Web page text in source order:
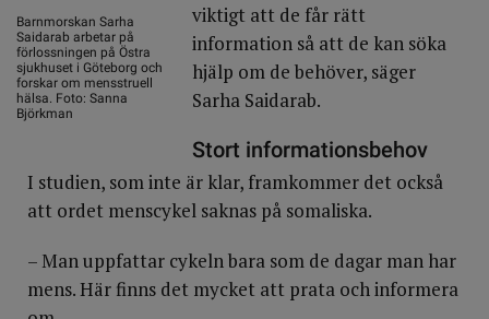
Barnmorskan Sarha
Saidarab arbetar på
förlossningen på Östra
sjukhuset i Göteborg och
forskar om mensstruell
hälsa. Foto: Sanna
Björkman
viktigt att de får rätt
information så att de kan söka
hjälp om de behöver, säger
Sarha Saidarab.
Stort informationsbehov
I studien, som inte är klar, framkommer det också
att ordet menscykel saknas på somaliska.
– Man uppfattar cykeln bara som de dagar man har
mens. Här finns det mycket att prata och informera